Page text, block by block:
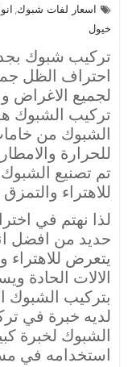
اسعار لفات شبوك,
خيول
تركيب شبوك
احتراف الظل
لجميع الاغراض
تركيب الشبوك
الشبوك من
للحرارة
تم تصنيع
للاهتراء
لذا نهتم في
حديد من افضل
يتعرض
الالات الحادة
بتركيب
لديه خبرة في
الشبوك لخبرة
استخدامه في